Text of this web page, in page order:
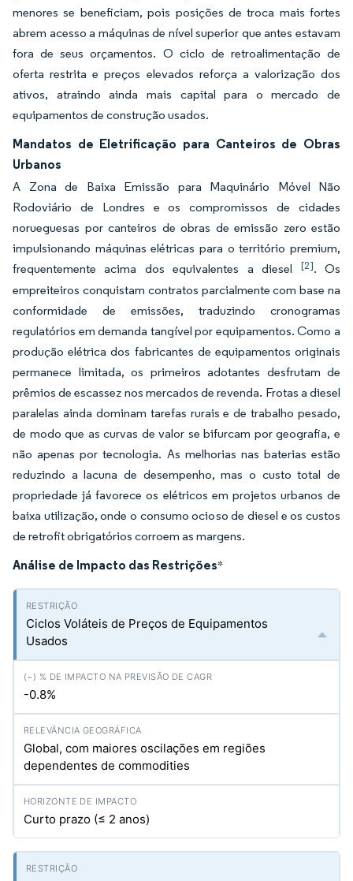
menores se beneficiam, pois posições de troca mais fortes
abrem acesso a máquinas de nível superior que antes estavam
fora de seus orçamentos. O ciclo de retroalimentação de
oferta restrita e preços elevados reforça a valorização dos
ativos, atraindo ainda mais capital para o mercado de
equipamentos de construção usados.
Mandatos de Eletrificação para Canteiros de Obras
Urbanos
A Zona de Baixa Emissão para Maquinário Móvel Não
Rodoviário de Londres e os compromissos de cidades
norueguesas por canteiros de obras de emissão zero estão
impulsionando máquinas elétricas para o território premium,
frequentemente acima dos equivalentes a diesel [2]. Os
empreiteiros conquistam contratos parcialmente com base na
conformidade de emissões, traduzindo cronogramas
regulatórios em demanda tangível por equipamentos. Como a
produção elétrica dos fabricantes de equipamentos originais
permanece limitada, os primeiros adotantes desfrutam de
prêmios de escassez nos mercados de revenda. Frotas a diesel
paralelas ainda dominam tarefas rurais e de trabalho pesado,
de modo que as curvas de valor se bifurcam por geografia, e
não apenas por tecnologia. As melhorias nas baterias estão
reduzindo a lacuna de desempenho, mas o custo total de
propriedade já favorece os elétricos em projetos urbanos de
baixa utilização, onde o consumo ocioso de diesel e os custos
de retrofit obrigatórios corroem as margens.
Análise de Impacto das Restrições*
Ciclos Voláteis de Preços de Equipamentos
Usados
-0.8%
Global, com maiores oscilações em regiões
dependentes de commodities
Curto prazo (≤ 2 anos)